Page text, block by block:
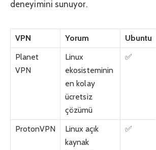
deneyimini sunuyor.
VPN Yorum Ubuntu
Planet
VPN
Linux
ekosisteminin
en kolay
ücretsiz
çözümü
✅
ProtonVPN
Linux açık
kaynak
✅